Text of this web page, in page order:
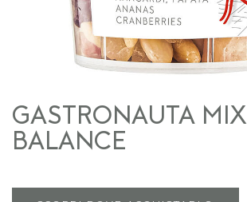
GASTRONAUTA MIX
BALANCE